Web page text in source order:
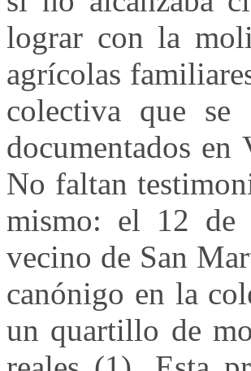
lograr con la
agrícolas
colectiva que
documentados
No faltan
mismo: el 12 de
vecino de San
canónigo en la
un quartillo de